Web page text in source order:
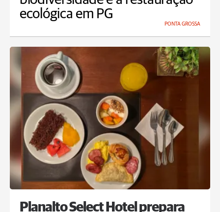
ecológica em PG
PONTA GROSSA
Planalto Select Hotel prepara